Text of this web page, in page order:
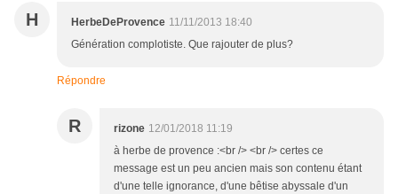
H HerbeDeProvence 11/11/2013 18:40
Génération complotiste. Que rajouter de plus?
Répondre
R rizone 12/01/2018 11:19
à herbe de provence :<br /> <br /> certes ce
message est un peu ancien mais son contenu étant
d'une telle ignorance, d'une bêtise abyssale d'un